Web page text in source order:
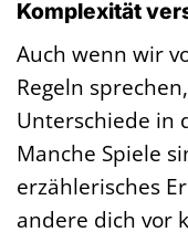
Komplexität
Auch wenn wir
Regeln
Unterschiede in
Manche Spiele
erzählerisches
andere dich vor